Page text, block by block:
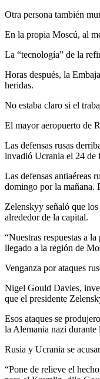
Otra persona también
En la propia Moscú, al
La “tecnología” de la
Horas después, la
heridas.
No estaba claro si el
El mayor aeropuerto de
Las defensas rusas
invadió Ucrania el 24 de
Las defensas antiaéreas
domingo por la mañana.
Zelenskyy señaló que
alrededor de la capital.
“Nuestras respuestas a
llegado a la región de
Venganza por ataques
Nigel Gould Davies,
que el presidente
Esos ataques se
la Alemania nazi
Rusia y Ucrania se
“Pone de relieve el